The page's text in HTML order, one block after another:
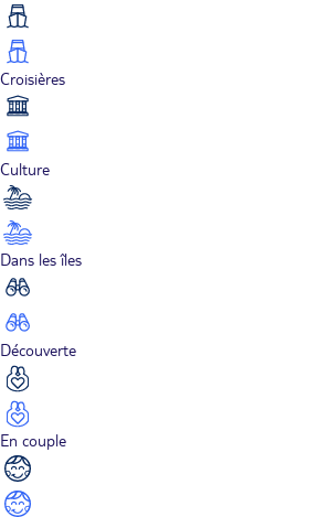
Croisières
Culture
Dans les îles
Découverte
En couple